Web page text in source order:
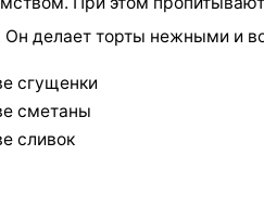
Он делает торты нежными и
сгущенки
сметаны
сливок